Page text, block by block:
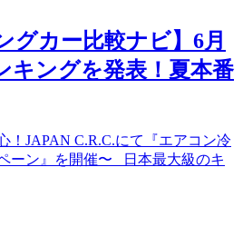
グカー比較ナビ】6月
キングを発表！夏本番
！JAPAN C.R.C.にて『エアコン冷
ーン』を開催〜 日本最大級のキ